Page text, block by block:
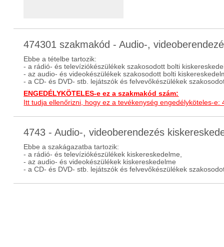
474301 szakmakód - Audio-,
Ebbe a tételbe tartozik:
- a rádió- és televíziókészülékek szakosodott bolti
- az audio- és videokészülékek szakosodott bolti
- a CD- és DVD- stb. lejátszók és felvevőkészülékek
ENGEDÉLYKÖTELES-e ez a szakmakód szám:
Itt tudja ellenőrizni, hogy ez a tevékenység engedélyköteles-e:
4743 - Audio-, videoberendezés
Ebbe a szakágazatba tartozik:
- a rádió- és televíziókészülékek kiskereskedelme,
- az audio- és videokészülékek kiskereskedelme
- a CD- és DVD- stb. lejátszók és felvevőkészülékek